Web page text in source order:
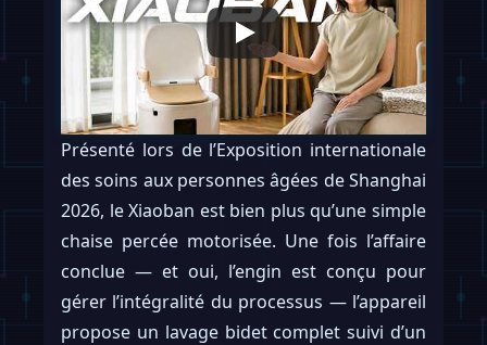
Présenté lors de l’Exposition internationale
des soins aux personnes âgées de Shanghai
2026, le Xiaoban est bien plus qu’une simple
chaise percée motorisée. Une fois l’affaire
conclue — et oui, l’engin est conçu pour
gérer l’intégralité du processus — l’appareil
propose un lavage bidet complet suivi d’un